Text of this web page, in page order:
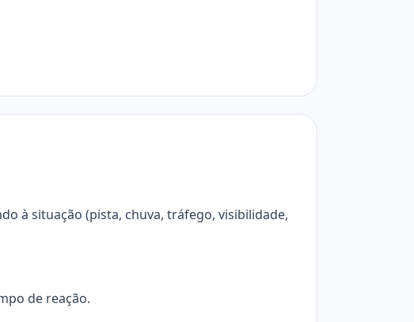
à situação (pista, chuva, tráfego, visibilidade,
de reação.